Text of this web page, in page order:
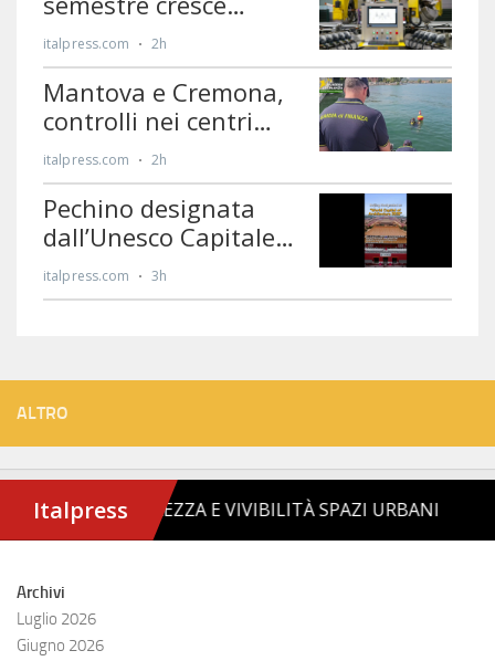
ALTRO
Archivi
Luglio 2026
Giugno 2026